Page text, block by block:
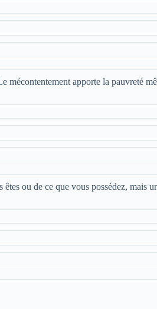
mécontentement apporte la pauvreté
ou de ce que vous possédez, mais